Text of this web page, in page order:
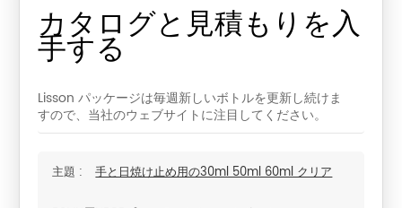
カタログと見積もりを入
手する
Lisson パッケージは毎週新しいボトルを更新し続けま
すので、当社のウェブサイトに注目してください。
主題 : 手と日焼け止め用の30ml 50ml 60ml クリア